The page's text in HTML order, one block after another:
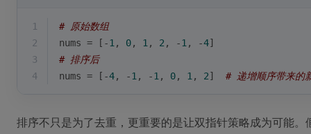
1
# 原始数组
2
nums = [-1 , 0, 1 , 2 , -1 , -4]
3
# 排序后
4
nums = [-4, -1 , -1 , 0, 1 , 2] # 递增顺序带来的
排序不只是为了去重，更重要的是让双指针策略成为可能。